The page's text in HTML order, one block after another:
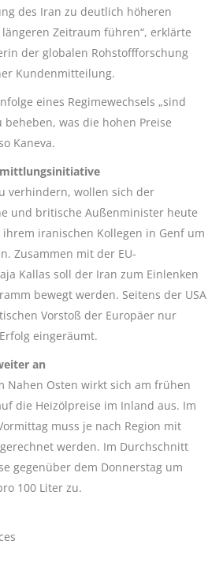
des Iran zu deutlich höheren
Zeitraum führen“, erklärte
der globalen Rohstoffforschung
Kundenmitteilung.
eines Regimewechsels „sind
was die hohen Preise
Kaneva.
verhindern, wollen sich der
und britische Außenminister heute
iranischen Kollegen in Genf um
Zusammen mit der EU-
Kallas soll der Iran zum Einlenken
bewegt werden. Seitens der USA
Vorstoß der Europäer nur
eingeräumt.
an
Nahen Osten wirkt sich am frühen
die Heizölpreise im Inland aus. Im
muss je nach Region mit
werden. Im Durchschnitt
gegenüber dem Donnerstag um
100 Liter zu.